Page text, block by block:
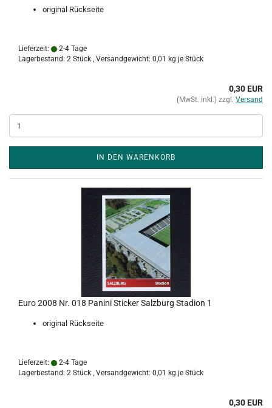
original Rückseite
Lieferzeit:
2-4 Tage
Lagerbestand: 2 Stück , Versandgewicht: 0,01 kg je Stück
0,30 EUR
(MwSt. inkl.) zzgl. Versand
IN DEN WARENKORB
Euro 2008 Nr. 018 Panini Sticker Salzburg Stadion 1
original Rückseite
Lieferzeit:
2-4 Tage
Lagerbestand: 2 Stück , Versandgewicht: 0,01 kg je Stück
0,30 EUR